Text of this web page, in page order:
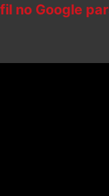
no Google